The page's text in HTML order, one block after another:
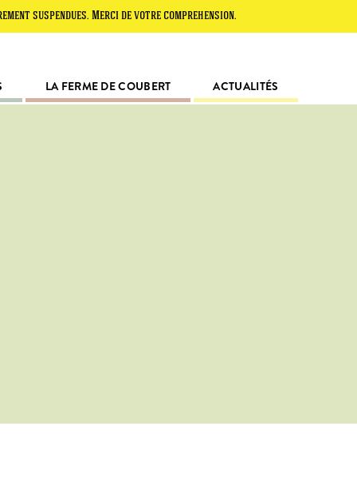
Merci de votre compréhension.
LA FERME DE COUBERT ACTUALITÉS